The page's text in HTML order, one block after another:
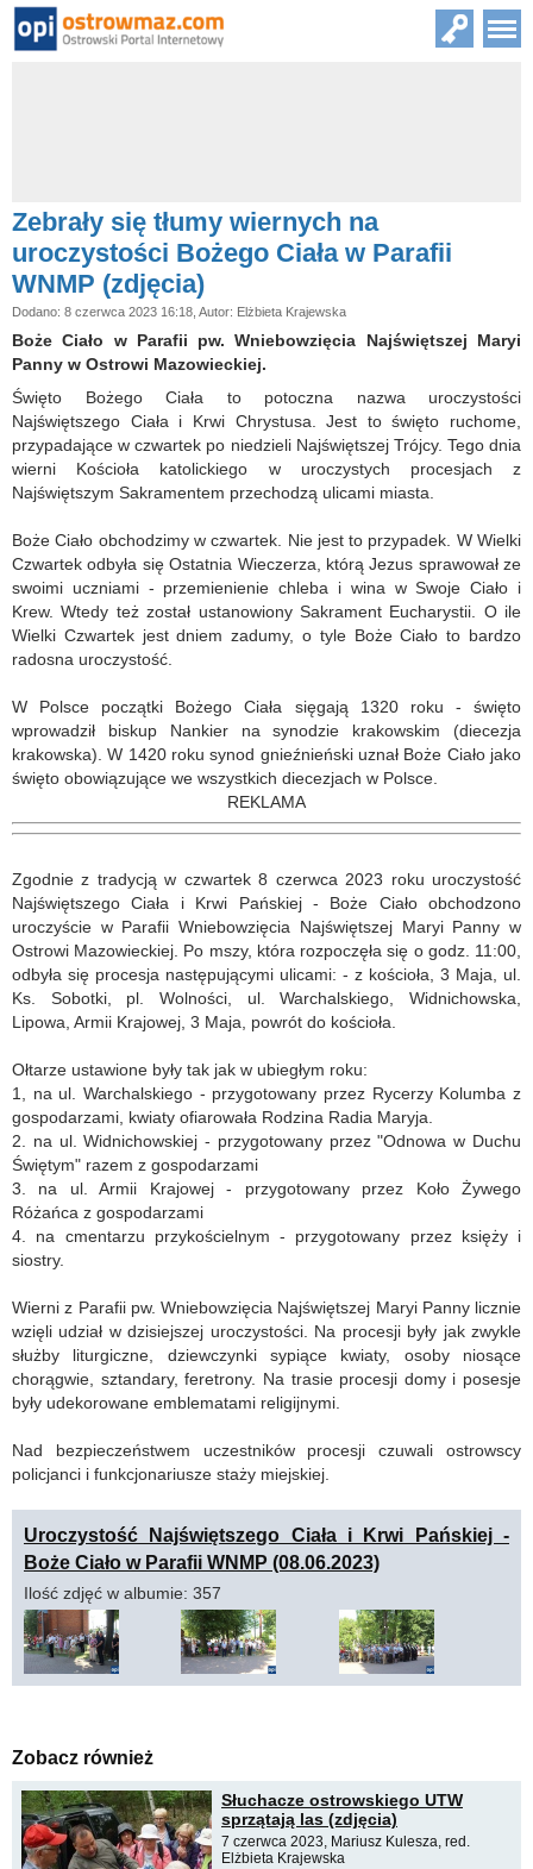
Zebrały się tłumy wiernych na
uroczystości Bożego Ciała w Parafii
WNMP (zdjęcia)
Dodano: 8 czerwca 2023 16:18, Autor: Elżbieta Krajewska
Boże Ciało w Parafii pw. Wniebowzięcia Najświętszej Maryi
Panny w Ostrowi Mazowieckiej.
Święto Bożego Ciała to potoczna nazwa uroczystości
Najświętszego Ciała i Krwi Chrystusa. Jest to święto ruchome,
przypadające w czwartek po niedzieli Najświętszej Trójcy. Tego dnia
wierni Kościoła katolickiego w uroczystych procesjach z
Najświętszym Sakramentem przechodzą ulicami miasta.
Boże Ciało obchodzimy w czwartek. Nie jest to przypadek. W Wielki
Czwartek odbyła się Ostatnia Wieczerza, którą Jezus sprawował ze
swoimi uczniami - przemienienie chleba i wina w Swoje Ciało i
Krew. Wtedy też został ustanowiony Sakrament Eucharystii. O ile
Wielki Czwartek jest dniem zadumy, o tyle Boże Ciało to bardzo
radosna uroczystość.
W Polsce początki Bożego Ciała sięgają 1320 roku - święto
wprowadził biskup Nankier na synodzie krakowskim (diecezja
krakowska). W 1420 roku synod gnieźnieński uznał Boże Ciało jako
święto obowiązujące we wszystkich diecezjach w Polsce.
REKLAMA
Zgodnie z tradycją w czwartek 8 czerwca 2023 roku uroczystość
Najświętszego Ciała i Krwi Pańskiej - Boże Ciało obchodzono
uroczyście w Parafii Wniebowzięcia Najświętszej Maryi Panny w
Ostrowi Mazowieckiej. Po mszy, która rozpoczęła się o godz. 11:00,
odbyła się procesja następującymi ulicami: - z kościoła, 3 Maja, ul.
Ks. Sobotki, pl. Wolności, ul. Warchalskiego, Widnichowska,
Lipowa, Armii Krajowej, 3 Maja, powrót do kościoła.
Ołtarze ustawione były tak jak w ubiegłym roku:
1, na ul. Warchalskiego - przygotowany przez Rycerzy Kolumba z
gospodarzami, kwiaty ofiarowała Rodzina Radia Maryja.
2. na ul. Widnichowskiej - przygotowany przez "Odnowa w Duchu
Świętym" razem z gospodarzami
3. na ul. Armii Krajowej - przygotowany przez Koło Żywego
Różańca z gospodarzami
4. na cmentarzu przykościelnym - przygotowany przez księży i
siostry.
Wierni z Parafii pw. Wniebowzięcia Najświętszej Maryi Panny licznie
wzięli udział w dzisiejszej uroczystości. Na procesji były jak zwykle
służby liturgiczne, dziewczynki sypiące kwiaty, osoby niosące
chorągwie, sztandary, feretrony. Na trasie procesji domy i posesje
były udekorowane emblematami religijnymi.
Nad bezpieczeństwem uczestników procesji czuwali ostrowscy
policjanci i funkcjonariusze staży miejskiej.
Uroczystość Najświętszego Ciała i Krwi Pańskiej -
Boże Ciało w Parafii WNMP (08.06.2023)
Ilość zdjęć w albumie: 357
Zobacz również
Słuchacze ostrowskiego UTW
sprzątają las (zdjęcia)
7 czerwca 2023, Mariusz Kulesza, red.
Elżbieta Krajewska